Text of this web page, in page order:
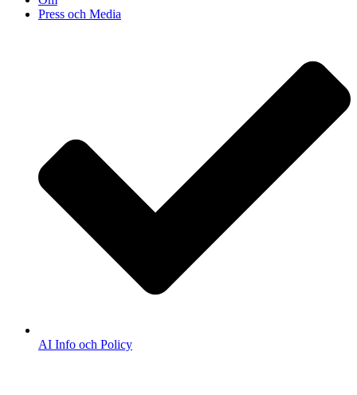
Press och Media
AI Info och Policy